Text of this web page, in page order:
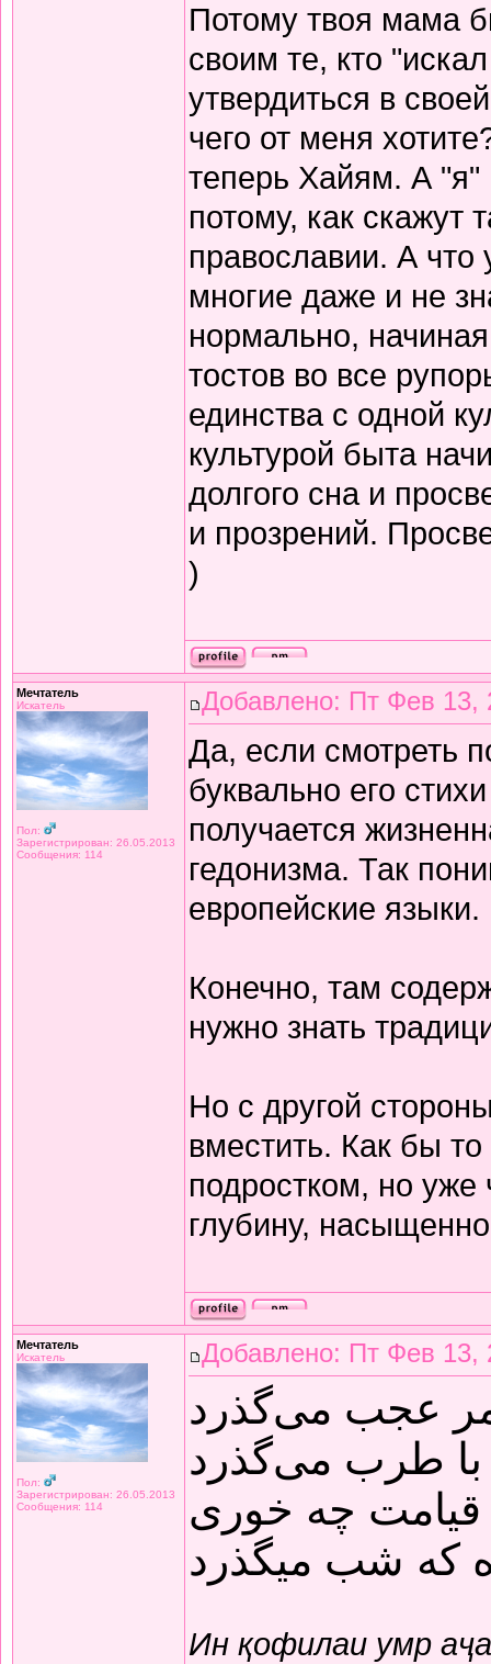
Потому твоя мама
своим те, кто
утвердиться в
чего от меня
теперь Хайям. А "я"
потому, как скажут
православии. А что
многие даже и не
нормально,
тостов во все
единства с одной
культурой быта
долгого сна и
и прозрений.
)
Мечтатель
Искатель
Пол:
Зарегистрирован: 26.05.2013
Сообщения: 114
Добавлено: Пт Фев 13,
Да, если смотреть
буквально его
получается
гедонизма. Так
европейские языки.
Конечно, там
нужно знать
Но с другой
вместить. Как бы
подростком, но уже
глубину,
Мечтатель
Искатель
Пол:
Зарегистрирован: 26.05.2013
Сообщения: 114
Добавлено: Пт Фев 13,
عجب می‌گذرد
طرب می‌گذرد
چه خوری
که شب میگذرد
Ин қофилаи умр